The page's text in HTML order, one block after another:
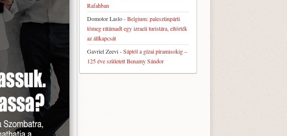
Rafahban
Domotor Laslo-Belgium: palesztinpárti
tömeg rátámadt egy izraeli turistára, eltörték
az állkapcsát
Gavriel Zeevi-Sáptól a gízai piramisokig –
125 éve született Benamy Sándor